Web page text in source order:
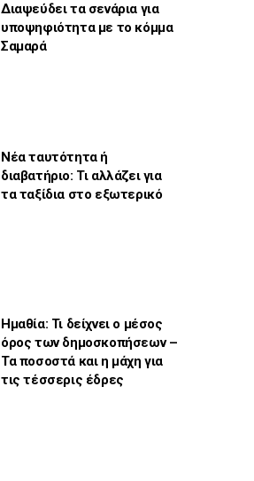
Διαψεύδει τα σενάρια για
υποψηφιότητα με το κόμμα
Σαμαρά
Νέα ταυτότητα ή
διαβατήριο: Τι αλλάζει για
τα ταξίδια στο εξωτερικό
Ημαθία: Τι δείχνει ο μέσος
όρος των δημοσκοπήσεων –
Τα ποσοστά και η μάχη για
τις τέσσερις έδρες